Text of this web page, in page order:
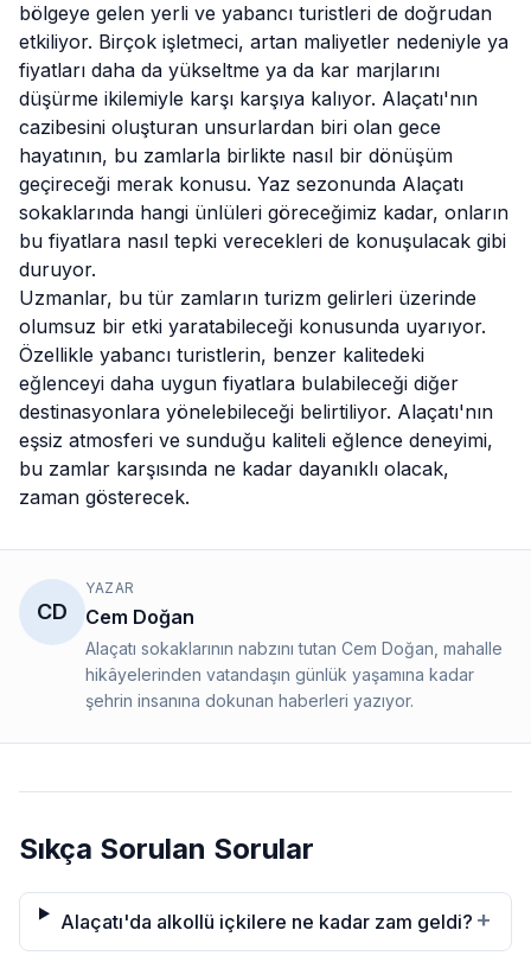
bölgeye gelen yerli ve yabancı turistleri de doğrudan
etkiliyor. Birçok işletmeci, artan maliyetler nedeniyle ya
fiyatları daha da yükseltme ya da kar marjlarını
düşürme ikilemiyle karşı karşıya kalıyor. Alaçatı'nın
cazibesini oluşturan unsurlardan biri olan gece
hayatının, bu zamlarla birlikte nasıl bir dönüşüm
geçireceği merak konusu. Yaz sezonunda Alaçatı
sokaklarında hangi ünlüleri göreceğimiz kadar, onların
bu fiyatlara nasıl tepki verecekleri de konuşulacak gibi
duruyor.
Uzmanlar, bu tür zamların turizm gelirleri üzerinde
olumsuz bir etki yaratabileceği konusunda uyarıyor.
Özellikle yabancı turistlerin, benzer kalitedeki
eğlenceyi daha uygun fiyatlara bulabileceği diğer
destinasyonlara yönelebileceği belirtiliyor. Alaçatı'nın
eşsiz atmosferi ve sunduğu kaliteli eğlence deneyimi,
bu zamlar karşısında ne kadar dayanıklı olacak,
zaman gösterecek.
CD
YAZAR
Cem Doğan
Alaçatı sokaklarının nabzını tutan Cem Doğan, mahalle
hikâyelerinden vatandaşın günlük yaşamına kadar
şehrin insanına dokunan haberleri yazıyor.
Sıkça Sorulan Sorular
Alaçatı'da alkollü içkilere ne kadar zam geldi? +